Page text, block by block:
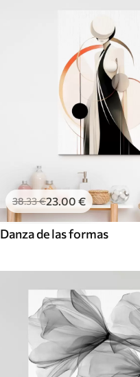
38.33€23.00 €
Danza de las formas